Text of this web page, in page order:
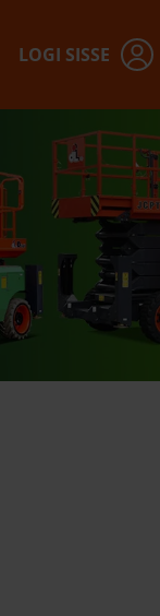
LOGI SISSE